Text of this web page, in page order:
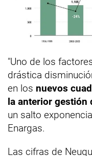
"Uno de los
drástica
en los nuevos
la anterior gestión
un salto
Enargas.
Las cifras de